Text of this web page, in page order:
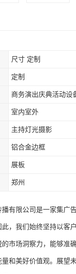
尺寸 定制
定制
室内室外
主持灯光摄影
铝合金边框
展板
郑州
有限公司是一家集广
，我们始终坚持以客
的市场洞察力，能够准
量和美好价值观。展望